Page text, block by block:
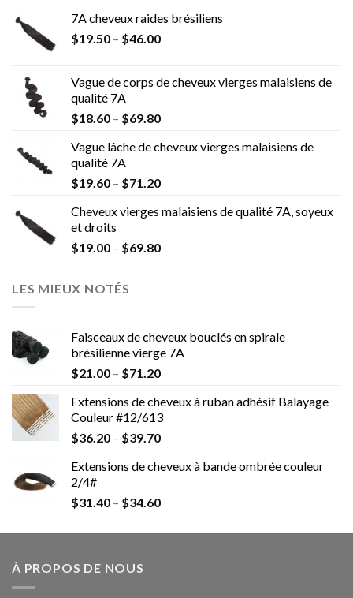
7A cheveux raides brésiliens
$19.50 – $46.00
Vague de corps de cheveux vierges malaisiens de
qualité 7A
$18.60 – $69.80
Vague lâche de cheveux vierges malaisiens de
qualité 7A
$19.60 – $71.20
Cheveux vierges malaisiens de qualité 7A, soyeux
et droits
$19.00 – $69.80
LES MIEUX NOTÉS
Faisceaux de cheveux bouclés en spirale
brésilienne vierge 7A
$21.00 – $71.20
Extensions de cheveux à ruban adhésif Balayage
Couleur #12/613
$36.20 – $39.70
Extensions de cheveux à bande ombrée couleur
2/4#
$31.40 – $34.60
À PROPOS DE NOUS